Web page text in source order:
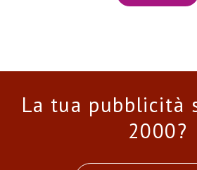
La tua pubblicità
2000?